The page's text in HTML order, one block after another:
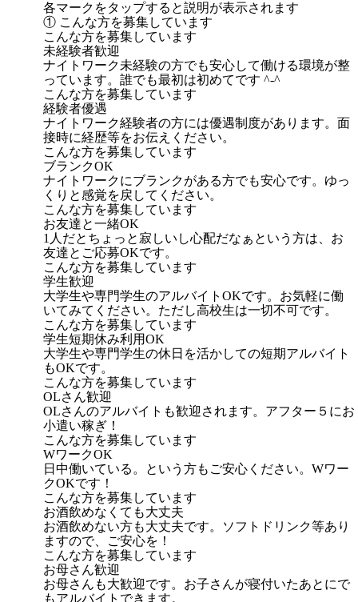
各マークをタップすると説明が表示されます
① こんな方を募集しています
こんな方を募集しています
未経験者歓迎
ナイトワーク未経験の方でも安心して働ける環境が整
っています。誰でも最初は初めてです ^-^
こんな方を募集しています
経験者優遇
ナイトワーク経験者の方には優遇制度があります。面
接時に経歴等をお伝えください。
こんな方を募集しています
ブランクOK
ナイトワークにブランクがある方でも安心です。ゆっ
くりと感覚を戻してください。
こんな方を募集しています
お友達と一緒OK
1人だとちょっと寂しいし心配だなぁという方は、お
友達とご応募OKです。
こんな方を募集しています
学生歓迎
大学生や専門学生のアルバイトOKです。お気軽に働
いてみてください。ただし高校生は一切不可です。
こんな方を募集しています
学生短期休み利用OK
大学生や専門学生の休日を活かしての短期アルバイト
もOKです。
こんな方を募集しています
OLさん歓迎
OLさんのアルバイトも歓迎されます。アフター５にお
小遣い稼ぎ！
こんな方を募集しています
WワークOK
日中働いている。という方もご安心ください。Wワー
クOKです！
こんな方を募集しています
お酒飲めなくても大丈夫
お酒飲めない方も大丈夫です。ソフトドリンク等あり
ますので、ご安心を！
こんな方を募集しています
お母さん歓迎
お母さんも大歓迎です。お子さんが寝付いたあとにで
もアルバイトできます。